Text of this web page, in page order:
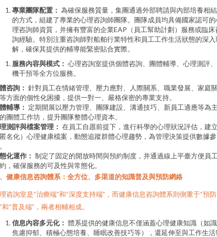
專業團隊配置： 為確保服務質量，集團通過外部聘請與內部培養相
的方式，組建了專業的心理咨詢師團隊。團隊成員均具備國家認可的
理咨詢師資質，并擁有豐富的企業EAP（員工幫助計劃）服務或臨床
詢經驗。特別注重咨詢師對船舶行業特性和員工工作生活狀態的深入
解，確保其提供的輔導能緊密貼合實際。
服務內容與模式： 心理咨詢室提供個體咨詢、團體輔導、心理測評
機干預等全方位服務。
咨詢： 針對員工在情緒管理、壓力應對、人際關系、職業發展、家庭
方面的個性化困擾，提供一對一、嚴格保密的專業支持。
輔導： 定期開展以壓力管理、團隊建設、溝通技巧、新員工適應等為
團體工作坊，提升團隊整體心理資本。
測評與檔案管理： 在員工自愿前提下，進行科學的心理狀況評估，建
名化）心理健康檔案，動態追蹤群體心理趨勢，為管理決策提供數據參
化運作： 制定了固定的開放時間與預約制度，并通過線上平臺方便員
，確保服務的可及性與常態化。
健康信息咨詢體系：全方位、多渠道的知識普及與預防網絡
咨詢室是“治療端”和“深度支持端”，而健康信息咨詢體系則側重于“預防
和“普及端”，兩者相輔相成。
信息內容多元化： 體系提供的健康信息不僅涵蓋心理健康知識（如
焦慮抑郁、積極心態培養、睡眠改善技巧等），還延伸至與工作生活